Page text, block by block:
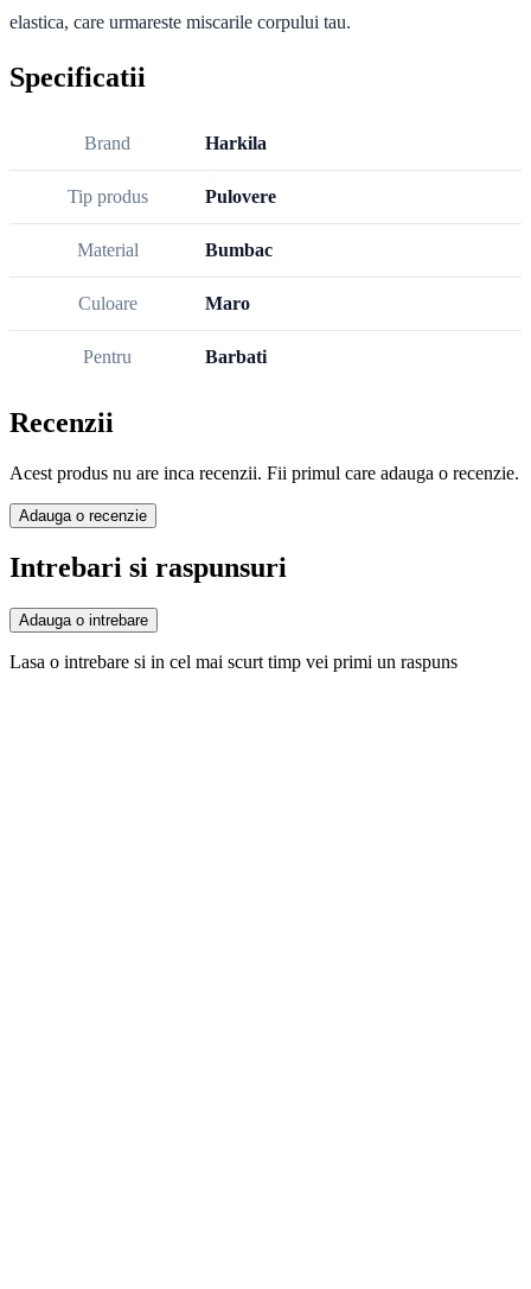
elastica, care urmareste miscarile corpului tau.
Specificatii
Brand Harkila
Tip produs Pulovere
Material Bumbac
Culoare Maro
Pentru Barbati
Recenzii
Acest produs nu are inca recenzii. Fii primul care adauga o recenzie.
Adauga o recenzie
Intrebari si raspunsuri
Adauga o intrebare
Lasa o intrebare si in cel mai scurt timp vei primi un raspuns